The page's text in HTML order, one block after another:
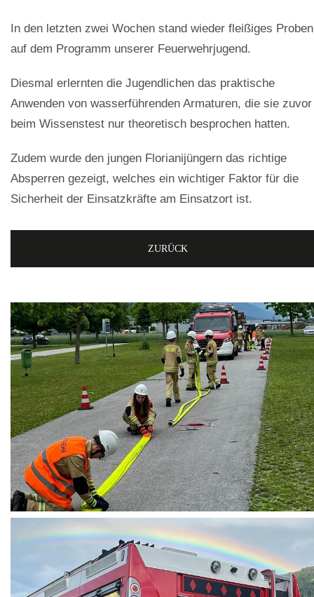
In den letzten zwei Wochen stand wieder fleißiges Proben
auf dem Programm unserer Feuerwehrjugend.
Diesmal erlernten die Jugendlichen das praktische
Anwenden von wasserführenden Armaturen, die sie zuvor
beim Wissenstest nur theoretisch besprochen hatten.
Zudem wurde den jungen Florianijüngern das richtige
Absperren gezeigt, welches ein wichtiger Faktor für die
Sicherheit der Einsatzkräfte am Einsatzort ist.
ZURÜCK